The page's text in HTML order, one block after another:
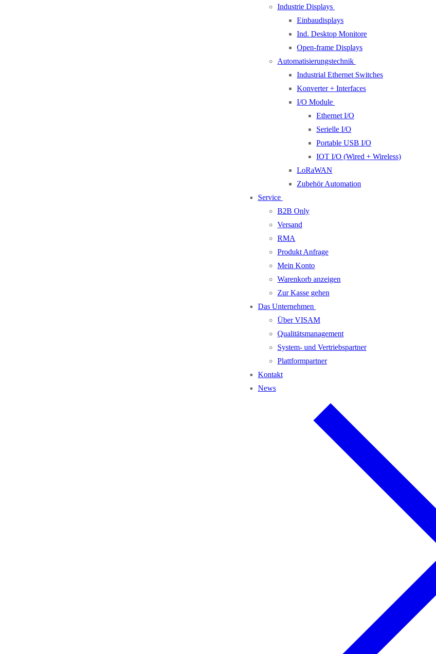
Industrie Displays
Einbaudisplays
Ind. Desktop Monitore
Open-frame Displays
Automatisierungstechnik
Industrial Ethernet Switches
Konverter + Interfaces
I/O Module
Ethernet I/O
Serielle I/O
Portable USB I/O
IOT I/O (Wired + Wireless)
LoRaWAN
Zubehör Automation
Service
B2B Only
Versand
RMA
Produkt Anfrage
Mein Konto
Warenkorb anzeigen
Zur Kasse gehen
Das Unternehmen
Über VISAM
Qualitätsmanagement
System- und Vertriebspartner
Plattformpartner
Kontakt
News